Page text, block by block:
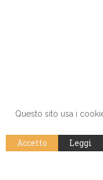
Questo sito usa i
Accetto Leggi